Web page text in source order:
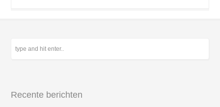
Recente berichten